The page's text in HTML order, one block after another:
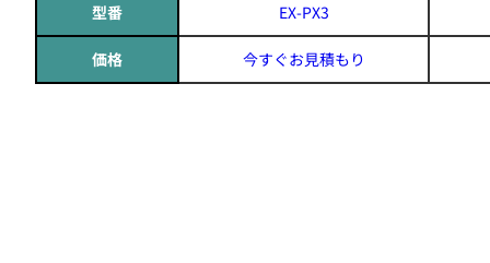
型番 EX-PX3
価格 今すぐお見積もり